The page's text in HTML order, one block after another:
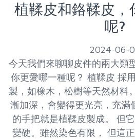
植鞣皮和鉻鞣皮，
呢?
2024-06-
今天我們來聊聊皮件的兩大類
你更愛哪一種呢？ 植鞣皮 採
製，如橡木，松樹等天然材料
漸加深，會變得更光亮，充滿
的手把就是植鞣皮製成。 但
變硬。雖然染色有限， 但這